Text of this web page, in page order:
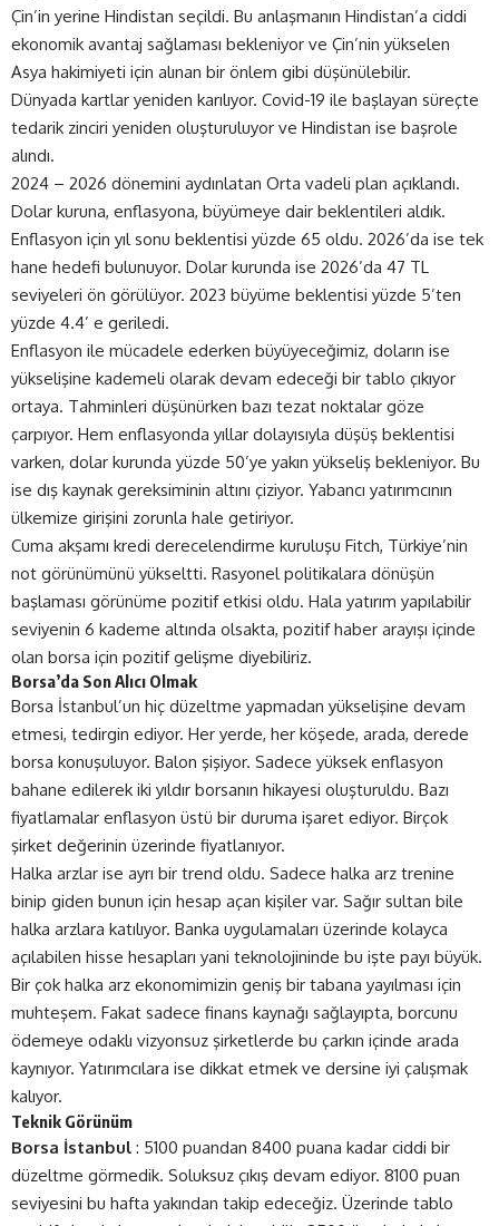
Çin’in yerine Hindistan seçildi. Bu anlaşmanın Hindistan’a ciddi
ekonomik avantaj sağlaması bekleniyor ve Çin’nin yükselen
Asya hakimiyeti için alınan bir önlem gibi düşünülebilir.
Dünyada kartlar yeniden karılıyor. Covid-19 ile başlayan süreçte
tedarik zinciri yeniden oluşturuluyor ve Hindistan ise başrole
alındı.
2024 – 2026 dönemini aydınlatan Orta vadeli plan açıklandı.
Dolar kuruna, enflasyona, büyümeye dair beklentileri aldık.
Enflasyon için yıl sonu beklentisi yüzde 65 oldu. 2026’da ise tek
hane hedefi bulunuyor. Dolar kurunda ise 2026’da 47 TL
seviyeleri ön görülüyor. 2023 büyüme beklentisi yüzde 5’ten
yüzde 4.4’ e geriledi.
Enflasyon ile mücadele ederken büyüyeceğimiz, doların ise
yükselişine kademeli olarak devam edeceği bir tablo çıkıyor
ortaya. Tahminleri düşünürken bazı tezat noktalar göze
çarpıyor. Hem enflasyonda yıllar dolayısıyla düşüş beklentisi
varken, dolar kurunda yüzde 50’ye yakın yükseliş bekleniyor. Bu
ise dış kaynak gereksiminin altını çiziyor. Yabancı yatırımcının
ülkemize girişini zorunla hale getiriyor.
Cuma akşamı kredi derecelendirme kuruluşu Fitch, Türkiye’nin
not görünümünü yükseltti. Rasyonel politikalara dönüşün
başlaması görünüme pozitif etkisi oldu. Hala yatırım yapılabilir
seviyenin 6 kademe altında olsakta, pozitif haber arayışı içinde
olan borsa için pozitif gelişme diyebiliriz.
Borsa’da Son Alıcı Olmak
Borsa İstanbul’un hiç düzeltme yapmadan yükselişine devam
etmesi, tedirgin ediyor. Her yerde, her köşede, arada, derede
borsa konuşuluyor. Balon şişiyor. Sadece yüksek enflasyon
bahane edilerek iki yıldır borsanın hikayesi oluşturuldu. Bazı
fiyatlamalar enflasyon üstü bir duruma işaret ediyor. Birçok
şirket değerinin üzerinde fiyatlanıyor.
Halka arzlar ise ayrı bir trend oldu. Sadece halka arz trenine
binip giden bunun için hesap açan kişiler var. Sağır sultan bile
halka arzlara katılıyor. Banka uygulamaları üzerinde kolayca
açılabilen hisse hesapları yani teknolojininde bu işte payı büyük.
Bir çok halka arz ekonomimizin geniş bir tabana yayılması için
muhteşem. Fakat sadece finans kaynağı sağlayıpta, borcunu
ödemeye odaklı vizyonsuz şirketlerde bu çarkın içinde arada
kaynıyor. Yatırımcılara ise dikkat etmek ve dersine iyi çalışmak
kalıyor.
Teknik Görünüm
Borsa İstanbul : 5100 puandan 8400 puana kadar ciddi bir
düzeltme görmedik. Soluksuz çıkış devam ediyor. 8100 puan
seviyesini bu hafta yakından takip edeceğiz. Üzerinde tablo